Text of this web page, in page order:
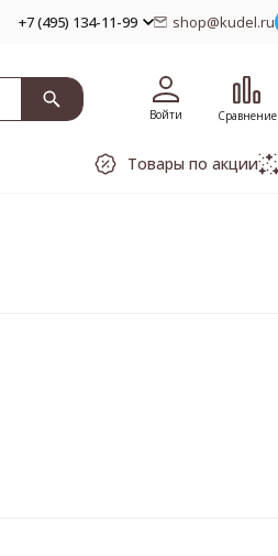
+7 (495) 134-11-99 shop@kudel.ru
Войти Сравнение
Товары по акции